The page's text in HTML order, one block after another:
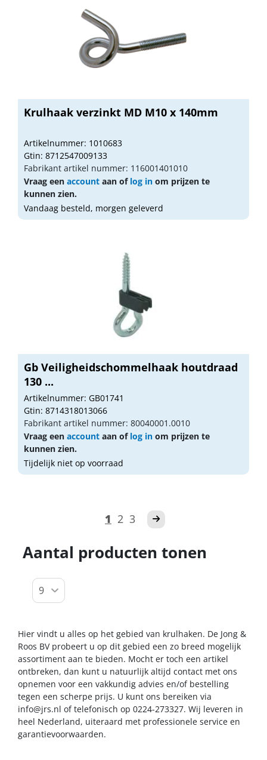
Krulhaak verzinkt MD M10 x 140mm
Artikelnummer: 1010683
Gtin: 8712547009133
Fabrikant artikel nummer: 116001401010
Vraag een account aan of log in om prijzen te
kunnen zien.
Vandaag besteld, morgen geleverd
Gb Veiligheidschommelhaak houtdraad
130 ...
Artikelnummer: GB01741
Gtin: 8714318013066
Fabrikant artikel nummer: 80040001.0010
Vraag een account aan of log in om prijzen te
kunnen zien.
Tijdelijk niet op voorraad
1 2 3
Aantal producten tonen
Hier vindt u alles op het gebied van krulhaken. De Jong &
Roos BV probeert u op dit gebied een zo breed mogelijk
assortiment aan te bieden. Mocht er toch een artikel
ontbreken, dan kunt u natuurlijk altijd contact met ons
opnemen voor een vakkundig advies en/of bestelling
tegen een scherpe prijs. U kunt ons bereiken via
info@jrs.nl of telefonisch op 0224-273327. Wij leveren in
heel Nederland, uiteraard met professionele service en
garantievoorwaarden.